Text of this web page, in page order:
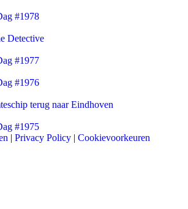
#1978
Detective
#1977
#1976
terug naar Eindhoven
#1975
| Privacy Policy | Cookievoorkeuren